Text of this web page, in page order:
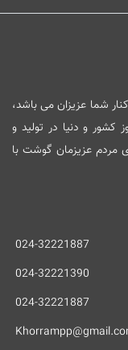
سال می باشد در کنار شما عزیزان می باشد،
کشور و دنیا در تولید و
مردم عزیزمان گوشت با
024-32221887
024-32221390
024-32221887